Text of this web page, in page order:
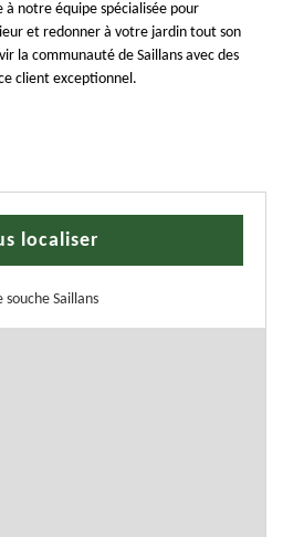
à notre équipe spécialisée pour
et redonner à votre jardin tout son
la communauté de Saillans avec des
client exceptionnel.
localiser
souche Saillans